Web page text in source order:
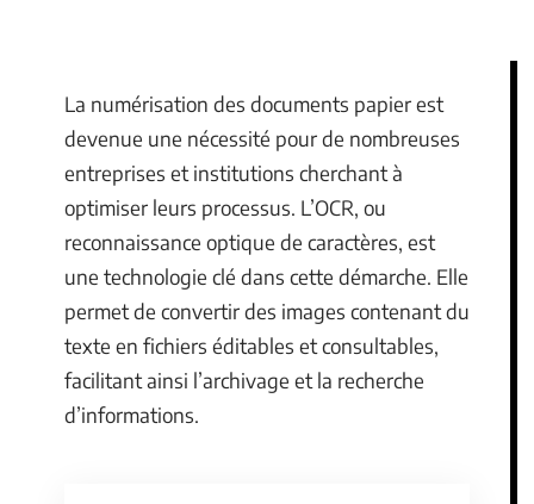
La numérisation des documents papier est
devenue une nécessité pour de nombreuses
entreprises et institutions cherchant à
optimiser leurs processus. L’OCR, ou
reconnaissance optique de caractères, est
une technologie clé dans cette démarche. Elle
permet de convertir des images contenant du
texte en fichiers éditables et consultables,
facilitant ainsi l’archivage et la recherche
d’informations.